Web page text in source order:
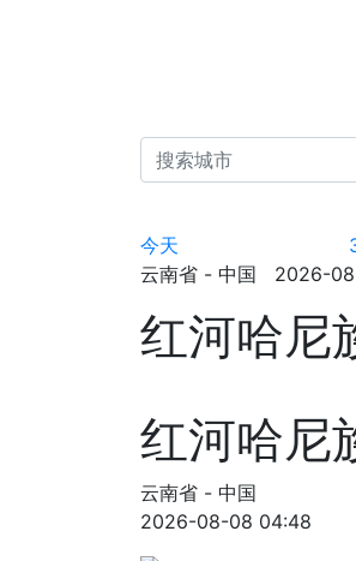
今天
云南省 - 中国 2026-
红河哈尼
红河哈尼
云南省 - 中国
2026-08-08 04:48